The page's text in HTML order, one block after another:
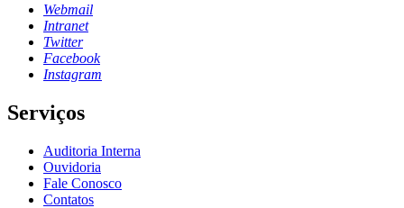
Webmail
Intranet
Twitter
Facebook
Instagram
Serviços
Auditoria Interna
Ouvidoria
Fale Conosco
Contatos